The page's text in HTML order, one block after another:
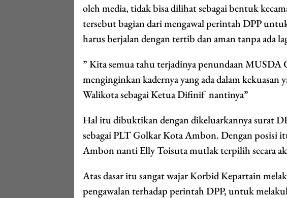
oleh media, tidak bisa dilihat sebagai bentuk
tersebut bagian dari mengawal perintah DPP
harus berjalan dengan tertib dan aman tanpa ada
” Kita semua tahu terjadinya penundaan
menginginkan kadernya yang ada dalam
Walikota sebagai Ketua Difinif nantinya”
Hal itu dibuktikan dengan dikeluarkannya surat
sebagai PLT Golkar Kota Ambon. Dengan posisi
Ambon nanti Elly Toisuta mutlak terpilih secara
Atas dasar itu sangat wajar Korbid Kepartain
pengawalan terhadap perintah DPP, untuk